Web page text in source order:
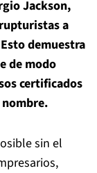
Jackson,
a
demuestra
de modo
certificados
sin el